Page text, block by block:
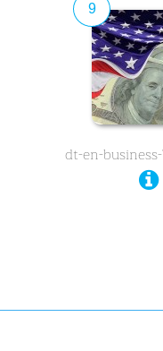
9
dt-en-